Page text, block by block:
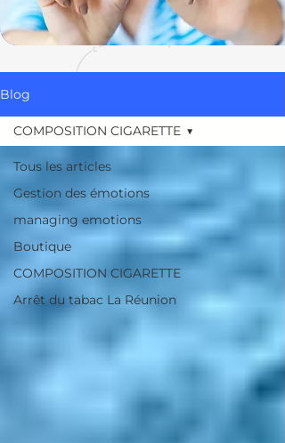
Blog
Tous les articles
Gestion des émotions
managing emotions
Boutique
COMPOSITION CIGARETTE
Arrêt du tabac La Réunion
COMPOSITION CIGARETTE